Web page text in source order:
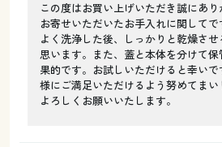
この度はお買い上げいただき誠にあり
お寄せいただいたお手入れに関してで
よく洗浄した後、しっかりと乾燥さ
思います。また、蓋と本体を分けて
果的です。お試しいただけると幸い
様にご満足いただけるよう努めてま
よろしくお願いいたします。